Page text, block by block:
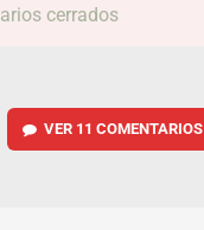
cerrados
VER 11 COMENTARIOS